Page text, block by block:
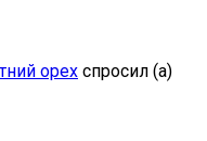
орех спросил (а)